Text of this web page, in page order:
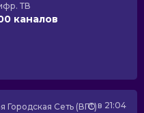
ТВ
каналов
в 21:04
Городская Сеть (ВГС)